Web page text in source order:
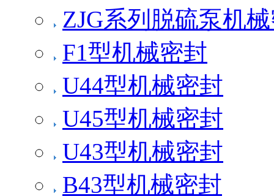
ZJG系列脱硫泵机
F1型机械密封
U44型机械密封
U45型机械密封
U43型机械密封
B43型机械密封